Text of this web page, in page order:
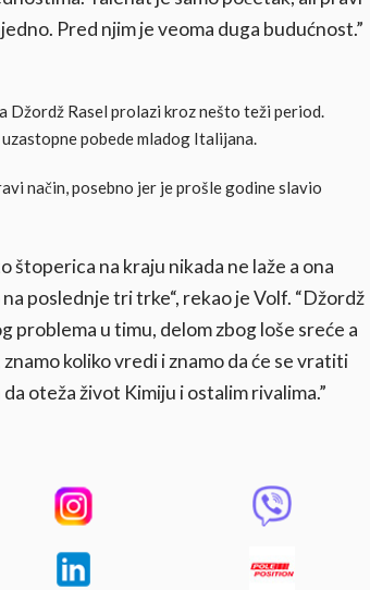
Pred njim je veoma duga budućnost.”
Džordž Rasel prolazi kroz nešto teži period.
pobede mladog Italijana.
način, posebno jer je prošle godine slavio
štoperica na kraju nikada ne laže a ona
poslednje tri trke“, rekao je Volf. “Džordž
problema u timu, delom zbog loše sreće a
koliko vredi i znamo da će se vratiti
oteža život Kimiju i ostalim rivalima.”